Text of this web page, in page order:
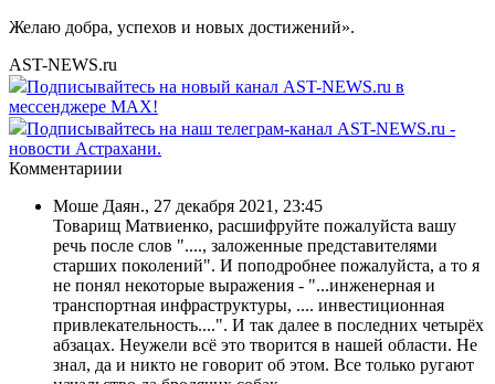
Желаю добра, успехов и новых достижений».
AST-NEWS.ru
Подписывайтесь на новый канал AST-NEWS.ru в
мессенджере MAX!
Подписывайтесь на наш телеграм-канал AST-NEWS.ru -
новости Астрахани.
Комментариии
Моше Даян., 27 декабря 2021, 23:45
Товарищ Матвиенко, расшифруйте пожалуйста вашу
речь после слов "...., заложенные представителями
старших поколений". И поподробнее пожалуйста, а то я
не понял некоторые выражения - "...инженерная и
транспортная инфраструктуры, .... инвестиционная
привлекательность....". И так далее в последних четырёх
абзацах. Неужели всё это творится в нашей области. Не
знал, да и никто не говорит об этом. Все только ругают